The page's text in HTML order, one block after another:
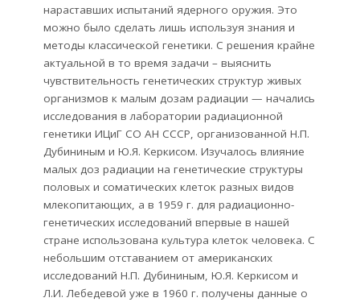
нараставших испытаний ядерного оружия. Это
можно было сделать лишь используя знания и
методы классической генетики. С решения крайне
актуальной в то время задачи – выяснить
чувствительность генетических структур живых
организмов к малым дозам радиации — начались
исследования в лаборатории радиационной
генетики ИЦиГ СО АН СССР, организованной Н.П.
Дубининым и Ю.Я. Керкисом. Изучалось влияние
малых доз радиации на генетические структуры
половых и соматических клеток разных видов
млекопитающих, а в 1959 г. для радиационно-
генетических исследований впервые в нашей
стране использована культура клеток человека. С
небольшим отставанием от американских
исследований Н.П. Дубининым, Ю.Я. Керкисом и
Л.И. Лебедевой уже в 1960 г. получены данные о